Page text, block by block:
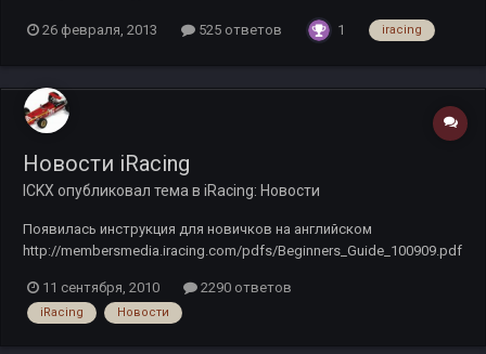
26 февраля, 2013 525 ответов 1 iracing
Новости iRacing
ICKX опубликовал тема в iRacing: Новости
Появилась инструкция для новичков на английском
http://membersmedia.iracing.com/pdfs/Beginners_Guide_100909.pdf
11 сентября, 2010 2290 ответов
iRacing Новости